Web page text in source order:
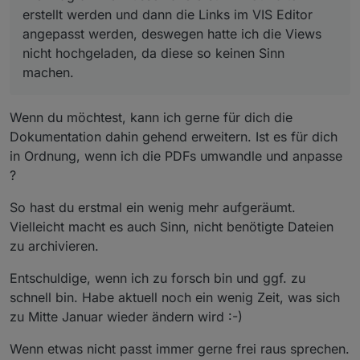
über Modbus und Script manuell
E3DC übernimmt bei Ladeende Variable die
Kontrolle und speist automatisch
bereitzustellen, habe ich bereits Juni 2023 gestellt
und habe nochmal nachgefragt, ob da was
kommen wird.
Im ersten Step wird es wohl nur über Modbus
funktionieren und sollte dann E3DC die RSCP
Schnittstelle erweitern und endlich eine neue
ausführlichere Dokumentation dieser Schnittstelle
veröffentlichen, dann kann Uli seinen e3dc-rscp
erstellt werden und dann die Links im VIS Editor
angepasst werden, deswegen hatte ich die Views
nicht hochgeladen, da diese so keinen Sinn
machen.
Wenn du möchtest, kann ich gerne für dich die
Dokumentation dahin gehend erweitern. Ist es für dich
in Ordnung, wenn ich die PDFs umwandle und anpasse
?
So hast du erstmal ein wenig mehr aufgeräumt.
Vielleicht macht es auch Sinn, nicht benötigte Dateien
zu archivieren.
Entschuldige, wenn ich zu forsch bin und ggf. zu
schnell bin. Habe aktuell noch ein wenig Zeit, was sich
zu Mitte Januar wieder ändern wird :-)
Wenn etwas nicht passt immer gerne frei raus sprechen.